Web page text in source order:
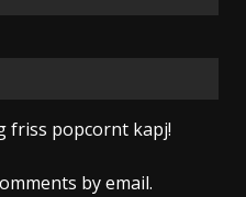
friss popcornt kapj!
by email.